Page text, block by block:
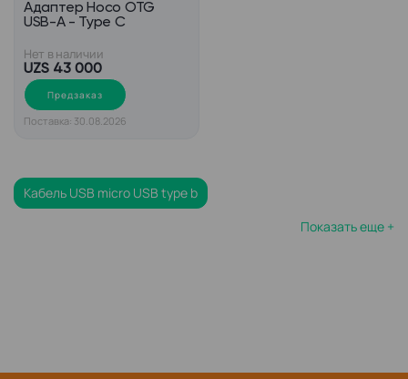
Адаптер Hoco OTG
USB-A - Type C
Нет в наличии
UZS 43 000
Предзаказ
Поставка: 30.08.2026
Кабель USB micro USB type b
Кабель micro USB черный
Показать еще +